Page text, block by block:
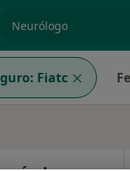
especialidad,
Fiatc